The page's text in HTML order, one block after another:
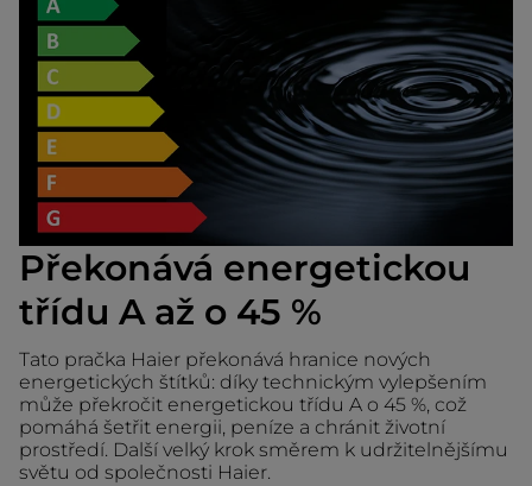
Překonává energetickou
třídu A až o 45 %
Tato pračka Haier překonává hranice nových
energetických štítků: díky technickým vylepšením
může překročit energetickou třídu A o 45 %, což
pomáhá šetřit energii, peníze a chránit životní
prostředí. Další velký krok směrem k udržitelnějšímu
světu od společnosti Haier.